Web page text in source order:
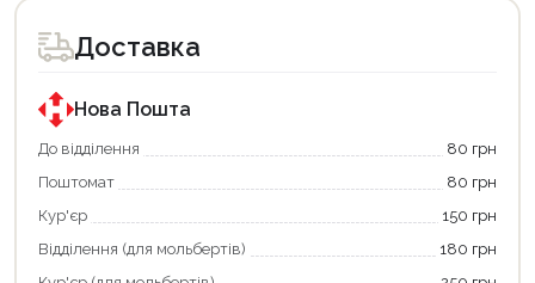
для
покупки
державною
програмою
єКнига.
Використовуйте
карту
щоб
зекономити
та
для
покупки
державною
програмою
«Національний
кешбек».
покупку
«Національний
кешбек»
та
Доставка
Нова Пошта
До відділення
80 грн
Поштомат
80 грн
Кур'єр
150 грн
Відділення (для мольбертів)
180 грн